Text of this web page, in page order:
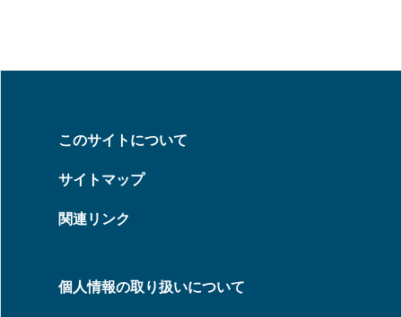
このサイトについて
サイトマップ
関連リンク
個人情報の取り扱いについて